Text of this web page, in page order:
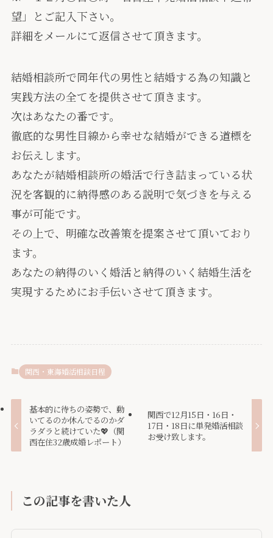
望」とご記入下さい。
詳細をメールにて返信させて頂きます。
結婚相談所で同年代の男性と結婚する為の知識と
実践方法の全てを提供させて頂きます。
次はあなたの番です。
徹底的な男性目線から幸せな結婚ができる道標を
お伝えします。
あなたが結婚相談所の婚活で行き詰まっている状
況を客観的に納得感のある説明で気づきを与える
事が可能です。
その上で、明確な改善策を提案させて頂いており
ます。
あなたの納得のいく婚活と納得のいく結婚生活を
実現するためにお手伝いさせて頂きます。
関西・東海婚活相談日程
基本的に待ちの姿勢で、動
いてるのか休んでるのかダ
ラダラと続けていた💖（関
西在住32歳成婚レポート）
関西で12月15日・16日・
17日・18日に単発婚活相談
お受け致します。
この記事を書いた人